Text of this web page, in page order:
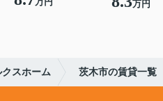
万円
スホーム 茨木市の賃貸一覧